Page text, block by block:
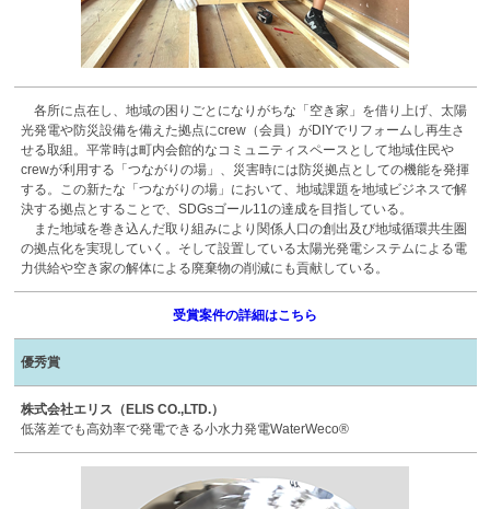
各所に点在し、地域の困りごとになりがちな「空き家」を借り上げ、太陽
光発電や防災設備を備えた拠点にcrew（会員）がDIYでリフォームし再生さ
せる取組。平常時は町内会館的なコミュニティスペースとして地域住民や
crewが利用する「つながりの場」、災害時には防災拠点としての機能を発揮
する。この新たな「つながりの場」において、地域課題を地域ビジネスで解
決する拠点とすることで、SDGsゴール11の達成を目指している。
また地域を巻き込んだ取り組みにより関係人口の創出及び地域循環共生圏
の拠点化を実現していく。そして設置している太陽光発電システムによる電
力供給や空き家の解体による廃棄物の削減にも貢献している。
受賞案件の詳細はこちら
優秀賞
株式会社エリス（ELIS CO.,LTD.）
低落差でも高効率で発電できる小水力発電WaterWeco®